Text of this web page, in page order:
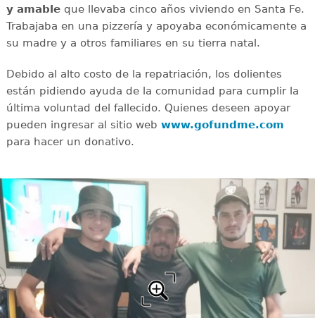
y amableque llevaba cinco años viviendo en Santa Fe.
Trabajaba en una pizzería y apoyaba económicamente a
su madre y a otros familiares en su tierra natal.
Debido al alto costo de la repatriación, los dolientes
están pidiendo ayuda de la comunidad para cumplir la
última voluntad del fallecido. Quienes deseen apoyar
pueden ingresar al sitio web www.gofundme.com
para hacer un donativo.